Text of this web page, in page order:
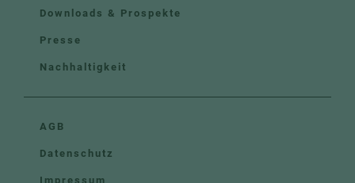
Downloads & Prospekte
Presse
Nachhaltigkeit
AGB
Datenschutz
Impressum